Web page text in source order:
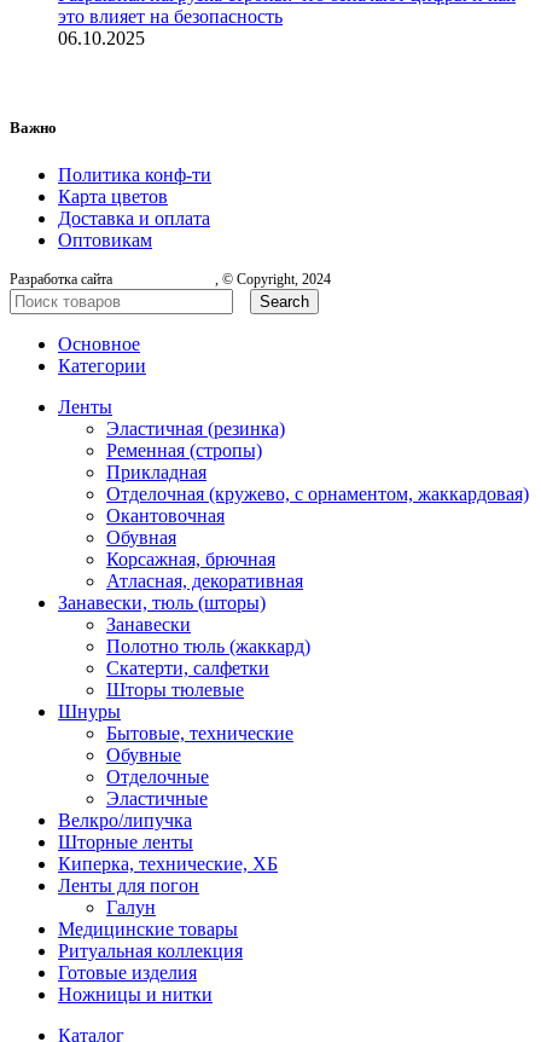
это влияет на безопасность
06.10.2025
Важно
Политика конф-ти
Карта цветов
Доставка и оплата
Оптовикам
Разработка сайта , © Copyright, 2024
Search
Основное
Категории
Ленты
Эластичная (резинка)
Ременная (стропы)
Прикладная
Отделочная (кружево, с орнаментом, жаккардовая)
Окантовочная
Обувная
Корсажная, брючная
Атласная, декоративная
Занавески, тюль (шторы)
Занавески
Полотно тюль (жаккард)
Скатерти, салфетки
Шторы тюлевые
Шнуры
Бытовые, технические
Обувные
Отделочные
Эластичные
Велкро/липучка
Шторные ленты
Киперка, технические, ХБ
Ленты для погон
Галун
Медицинские товары
Ритуальная коллекция
Готовые изделия
Ножницы и нитки
Каталог